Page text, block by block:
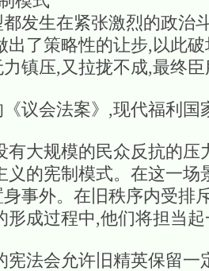
发生在紧张激烈的政治
出了策略性的让步,以此
镇压,又拉拢不成,最终
《议会法案》,现代福利
有大规模的民众反抗的
义的宪制模式。在这一
事外。在旧秩序内受排
形成过程中,他们将担当
宪法会允许旧精英保留